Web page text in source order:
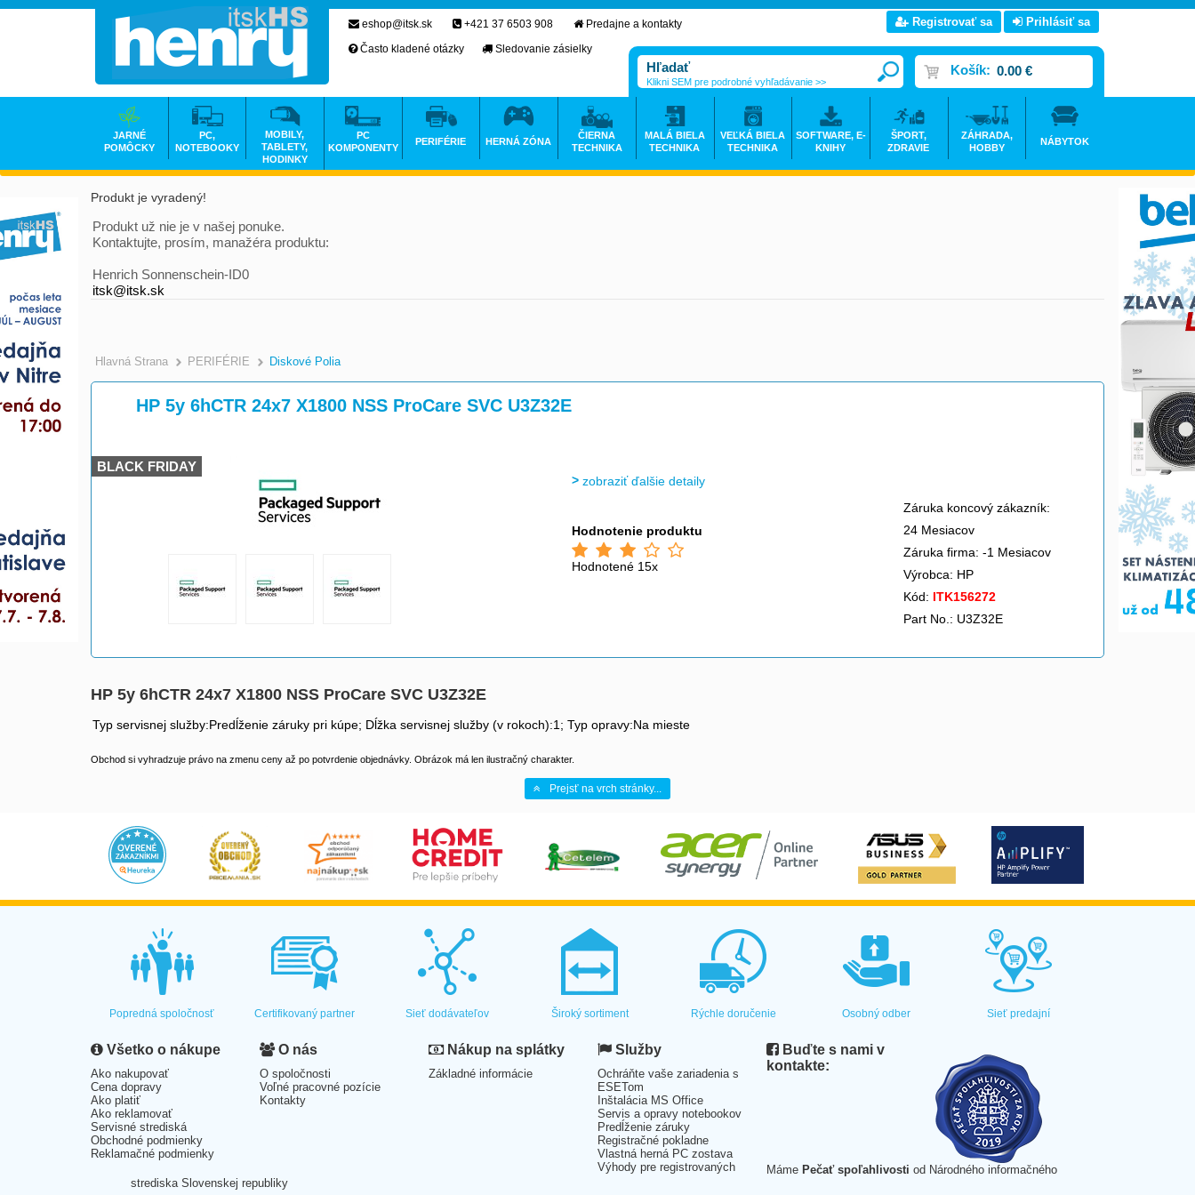
Produkt je vyradený!
Produkt už nie je v našej ponuke.
Kontaktujte, prosím, manažéra produktu:
Henrich Sonnenschein-ID0
itsk@itsk.sk
Hlavná Strana >
PERIFÉRIE >
Diskové Polia
HP 5y 6hCTR 24x7 X1800 NSS ProCare SVC U3Z32E
BLACK FRIDAY
zobraziť ďalšie detaily
Hodnotenie produktu
Hodnotené 15x
Záruka koncový zákazník:
24 Mesiacov
Záruka firma: -1 Mesiacov
Výrobca: HP
Kód: ITK156272
Part No.: U3Z32E
HP 5y 6hCTR 24x7 X1800 NSS ProCare SVC U3Z32E
Typ servisnej služby:Predĺženie záruky pri kúpe; Dĺžka servisnej služby (v rokoch):1; Typ opravy:Na mieste
Obchod si vyhradzuje právo na zmenu ceny až po potvrdenie objednávky. Obrázok má len ilustračný charakter.
Prejsť na vrch stránky...
eshop@itsk.sk +421 37 6503 908
Predajne a kontakty
Často kladené otázky
Sledovanie zásielky
Registrovať sa Prihlásiť sa
Košík: 0.00 €
Klikni SEM pre podrobné vyhľadávanie >>
JARNÉ
POMÔCKY
PC,
NOTEBOOKY
MOBILY,
TABLETY,
HODINKY
PC
KOMPONENTY
PERIFÉRIE HERNÁ ZÓNA
ČIERNA
TECHNIKA
MALÁ BIELA
TECHNIKA
VEĽKÁ BIELA
TECHNIKA
SOFTWARE, E-
KNIHY
ŠPORT,
ZDRAVIE
ZÁHRADA,
HOBBY
NÁBYTOK
Popredná spoločnosť Certifikovaný partner Sieť dodávateľov Široký sortiment Rýchle doručenie Osobný odber Sieť predajní
Všetko o nákupe
Ako nakupovať
Cena dopravy
Ako platiť
Ako reklamovať
Servisné strediská
Obchodné podmienky
Reklamačné podmienky
O nás
O spoločnosti
Voľné pracovné pozície
Kontakty
Nákup na splátky
Základné informácie
Služby
Ochráňte vaše zariadenia s
ESETom
Inštalácia MS Office
Servis a opravy notebookov
Predĺženie záruky
Registračné pokladne
Vlastná herná PC zostava
Výhody pre registrovaných
Buďte s nami v
kontakte:
Máme Pečať spoľahlivosti od Národného informačného
strediska Slovenskej republiky